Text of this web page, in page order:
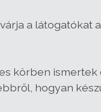
a látogatókat
körben
hogyan